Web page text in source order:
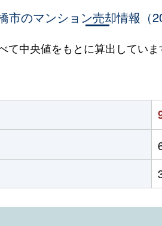
市のマンション売却情報（
中央値をもとに算出していま